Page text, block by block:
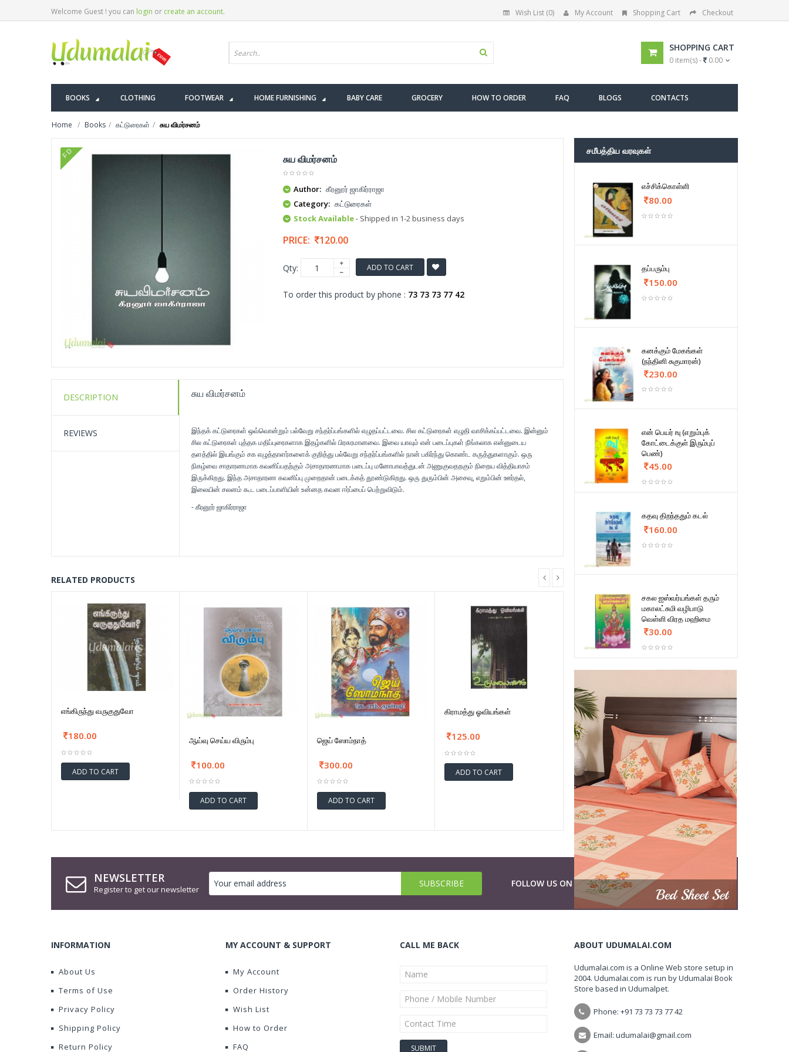
Welcome Guest ! you can login or create an account. Wish List (0) My Account Shopping Cart Checkout
SHOPPING CART
0 item(s) - 0.00
BOOKS CLOTHING FOOTWEAR HOME FURNISHING BABY CARE GROCERY HOW TO ORDER FAQ BLOGS CONTACTS
Home Books கட்டுரைகள் சுய விமர்சனம்
FD சுய விமர்சனம்
Author: கீரனூர் ஜாகிர்ராஜா
Category: கட்டுரைகள்
Stock Available- Shipped in 1-2 business days
PRICE: 120.00
Qty: ADD TO CART
To order this product by phone : 73 73 73 77 42
DESCRIPTION
REVIEWS
சுய விமர்சனம்
இந்தக் கட்டுரைகள் ஒவ்வொன்றும் பல்வேறு சந்தர்ப்பங்களில் எழுதப்பட்டவை. சில கட்டுரைகள் எழுதி வாசிக்கப்பட்டவை. இன்னும்
சில கட்டுரைகள் புத்தக மதிப்புரைகளாக இதழ்களில் பிரசுரமானவை. இவை யாவும் என் படைப்புகள் நீங்கலாக என்னுடைய
தளத்தில் இயங்கும் சக எழுத்தாளர்களைக் குறித்து பல்வேறு சந்தர்ப்பங்களில் நான் பகிர்ந்து கொண்ட கருத்துகளாகும். ஒரு
நிகழ்வை சாதாரணமாக கவனிப்பதற்கும் அசாதாரணமாக படைப்பு மனோபாவத்துடன் அணுகுவதறகும் நிறைய வித்தியாசம்
இருக்கிறது. இந்த அசாதாரண கவனிப்பு முறைதான் படைக்கத் தூண்டுகிறது. ஒரு துரும்பின் அசைவு, எறும்பின் ஊர்தல்,
இலையின் சலனம் கூட படைப்பாளியின் உன்னத கவன ஈர்ப்பைப் பெற்றுவிடும்.
- கீரனூர் ஜாகிர்ராஜா
RELATED PRODUCTS
எங்கிருந்து வருகுதுவோ
180.00
ADD TO CART
ஆய்வு செய்ய விரும்பு
100.00
ADD TO CART
ஜெய் ஸோம்நாத்
300.00
ADD TO CART
கிராமத்து ஓவியங்கள்
125.00
ADD TO CART
சமீபத்திய வரவுகள்
எச்சிக்கொள்ளி
80.00
தப்பரும்பு
150.00
கனக்கும் மேகங்கள்
(நந்தினி சுகுமாரன்)
230.00
என் பெயர் ஙு (எறும்புக்
கோட்டைக்குள் இரும்புப்
பெண்)
45.00
கதவு திறந்ததும் கடல்
160.00
சகல ஐஸ்வர்யங்கள் தரும்
மகாலட்சுமி வழிபாடு
வெள்ளி விரத மஹிமை
30.00
NEWSLETTER
Register to get our newsletter
FOLLOW US ON
INFORMATION
About Us
Terms of Use
Privacy Policy
Shipping Policy
Return Policy
MY ACCOUNT & SUPPORT
My Account
Order History
Wish List
How to Order
FAQ
CALL ME BACK ABOUT UDUMALAI.COM
Udumalai.com is a Online Web store setup in
2004. Udumalai.com is run by Udumalai Book
Store based in Udumalpet.
Phone: +91 73 73 73 77 42
Email: udumalai@gmail.com